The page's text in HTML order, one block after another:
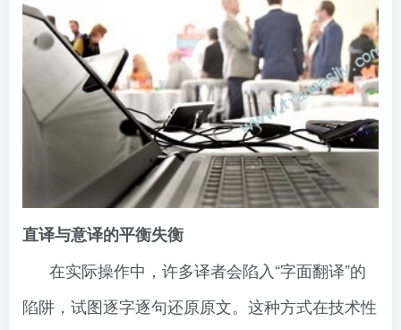
直译与意译的平衡失衡
在实际操作中，许多译者会陷入“字面翻译”的
陷阱，试图逐字逐句还原原文。这种方式在技术性